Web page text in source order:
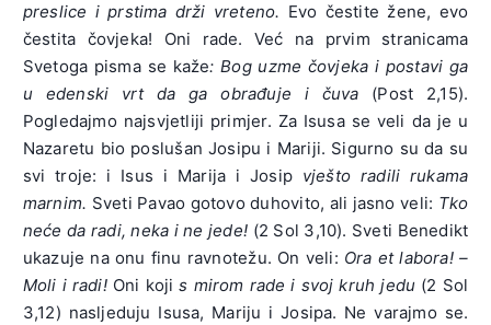
preslice i prstima drži vreteno. Evo čestite žene, evo
čestita čovjeka! Oni rade. Već na prvim stranicama
Svetoga pisma se kaže: Bog uzme čovjeka i postavi ga
u edenski vrt da ga obrađuje i čuva (Post 2,15).
Pogledajmo najsvjetliji primjer. Za Isusa se veli da je u
Nazaretu bio poslušan Josipu i Mariji. Sigurno su da su
svi troje: i Isus i Marija i Josip vješto radili rukama
marnim. Sveti Pavao gotovo duhovito, ali jasno veli: Tko
neće da radi, neka i ne jede! (2 Sol 3,10). Sveti Benedikt
ukazuje na onu finu ravnotežu. On veli: Ora et labora! –
Moli i radi!Oni kojis mirom rade i svoj kruh jedu (2 Sol
3,12) nasljeduju Isusa, Mariju i Josipa. Ne varajmo se.